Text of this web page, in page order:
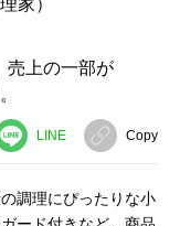
売上の一部が
LINE Copy
調理にぴったりな小